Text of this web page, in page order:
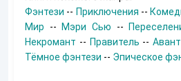
Фэнтези -- Приключения --
Мир -- Мэри Сью --
Некромант -- Правитель --
Тёмное фэнтези -- Эпическое